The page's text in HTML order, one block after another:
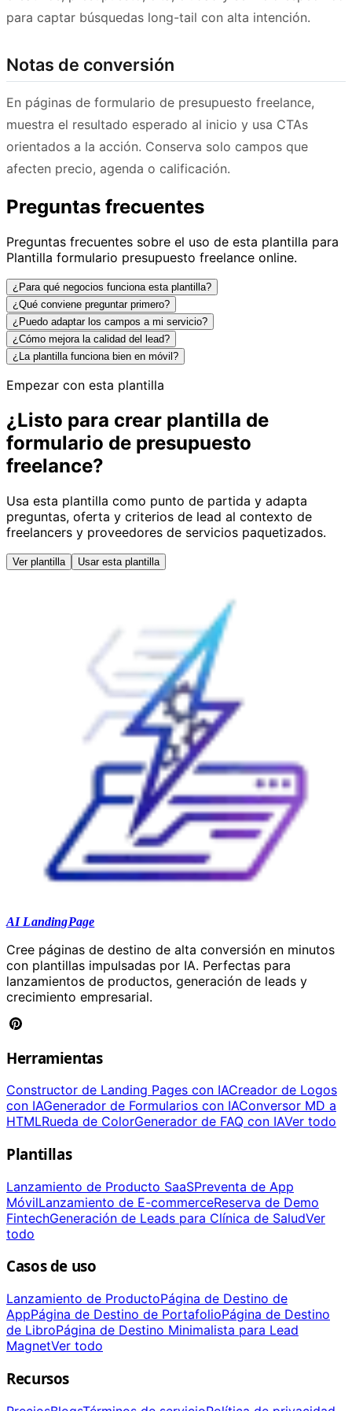
para captar búsquedas long-tail con alta intención.
Notas de conversión
En páginas de formulario de presupuesto freelance,
muestra el resultado esperado al inicio y usa CTAs
orientados a la acción. Conserva solo campos que
afecten precio, agenda o calificación.
Preguntas frecuentes
Preguntas frecuentes sobre el uso de esta plantilla para
Plantilla formulario presupuesto freelance online.
¿Para qué negocios funciona esta plantilla?
¿Qué conviene preguntar primero?
¿Puedo adaptar los campos a mi servicio?
¿Cómo mejora la calidad del lead?
¿La plantilla funciona bien en móvil?
Empezar con esta plantilla
¿Listo para crear plantilla de
formulario de presupuesto
freelance?
Usa esta plantilla como punto de partida y adapta
preguntas, oferta y criterios de lead al contexto de
freelancers y proveedores de servicios paquetizados.
Ver plantilla Usar esta plantilla
AI LandingPage
Cree páginas de destino de alta conversión en minutos
con plantillas impulsadas por IA. Perfectas para
lanzamientos de productos, generación de leads y
crecimiento empresarial.
Herramientas
Constructor de Landing Pages con IACreador de Logos
con IAGenerador de Formularios con IAConversor MD a
HTMLRueda de ColorGenerador de FAQ con IAVer todo
Plantillas
Lanzamiento de Producto SaaSPreventa de App
MóvilLanzamiento de E-commerceReserva de Demo
FintechGeneración de Leads para Clínica de SaludVer
todo
Casos de uso
Lanzamiento de ProductoPágina de Destino de
AppPágina de Destino de PortafolioPágina de Destino
de LibroPágina de Destino Minimalista para Lead
MagnetVer todo
Recursos